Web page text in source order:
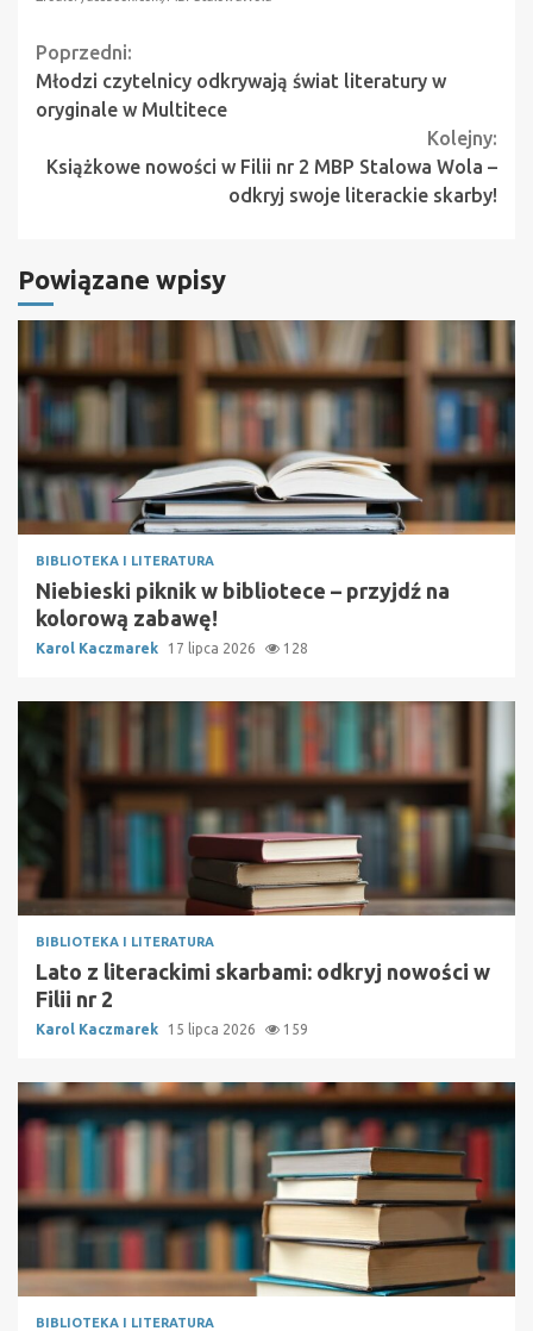
Continue
Reading
Poprzedni:
Młodzi czytelnicy odkrywają świat literatury w
oryginale w Multitece
Kolejny:
Książkowe nowości w Filii nr 2 MBP Stalowa Wola –
odkryj swoje literackie skarby!
Powiązane wpisy
BIBLIOTEKA I LITERATURA
Niebieski piknik w bibliotece – przyjdź na
kolorową zabawę!
Karol Kaczmarek 17 lipca 2026 128
BIBLIOTEKA I LITERATURA
Lato z literackimi skarbami: odkryj nowości w
Filii nr 2
Karol Kaczmarek 15 lipca 2026 159
BIBLIOTEKA I LITERATURA